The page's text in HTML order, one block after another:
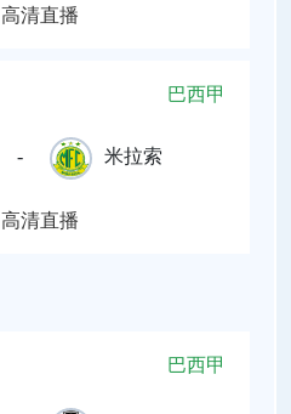
高清直播
巴西甲
- 米拉索
高清直播
巴西甲